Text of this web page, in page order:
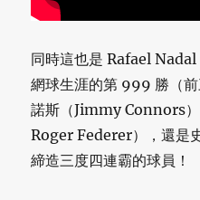
同時這也是 Rafael Nadal
網球生涯的第 999 勝（
諾斯（Jimmy Connors
Roger Federer），還是
締造三度四連霸的球員！